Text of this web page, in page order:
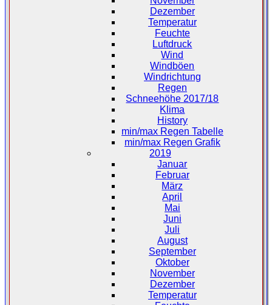
Dezember
Temperatur
Feuchte
Luftdruck
Wind
Windböen
Windrichtung
Regen
Schneehöhe 2017/18
Klima
History
min/max Regen Tabelle
min/max Regen Grafik
2019
Januar
Februar
März
April
Mai
Juni
Juli
August
September
Oktober
November
Dezember
Temperatur